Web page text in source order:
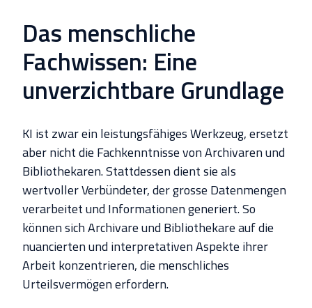
Das menschliche
Fachwissen: Eine
unverzichtbare Grundlage
KI ist zwar ein leistungsfähiges Werkzeug, ersetzt
aber nicht die Fachkenntnisse von Archivaren und
Bibliothekaren. Stattdessen dient sie als
wertvoller Verbündeter, der grosse Datenmengen
verarbeitet und Informationen generiert. So
können sich Archivare und Bibliothekare auf die
nuancierten und interpretativen Aspekte ihrer
Arbeit konzentrieren, die menschliches
Urteilsvermögen erfordern.